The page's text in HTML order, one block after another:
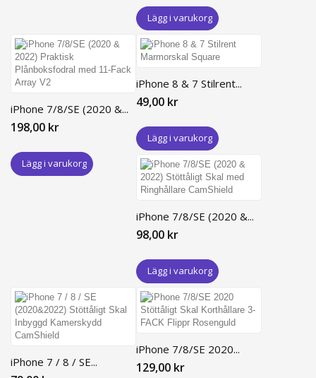
Lägg i varukorg
iPhone 7/8/SE (2020 &...
198,00 kr
Lägg i varukorg
iPhone 8 & 7 Stilrent...
49,00 kr
Lägg i varukorg
iPhone 7/8/SE (2020 &...
98,00 kr
Lägg i varukorg
iPhone 7 / 8 / SE...
iPhone 7/8/SE 2020...
129,00 kr